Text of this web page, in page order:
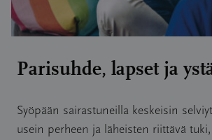
Parisuhde, lapset ja
Syöpään sairastuneilla keskeisin
usein perheen ja läheisten riittävä